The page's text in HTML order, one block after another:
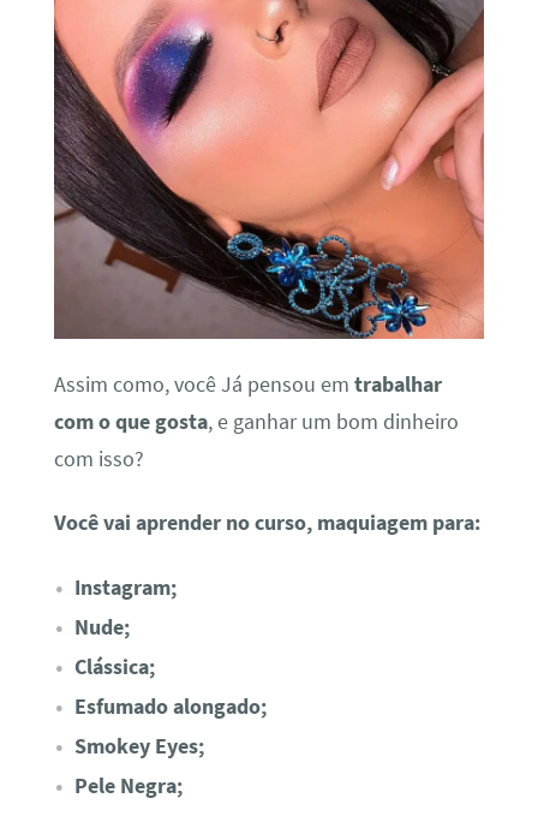
Assim como, você Já pensou em trabalhar
com o que gosta, e ganhar um bom dinheiro
com isso?
Você vai aprender no curso, maquiagem para:
Instagram;
Nude;
Clássica;
Esfumado alongado;
Smokey Eyes;
Pele Negra;